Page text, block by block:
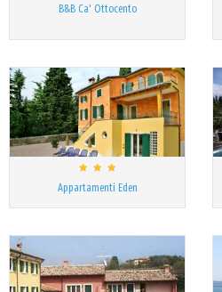
B&B Ca' Ottocento
Appartamenti Eden